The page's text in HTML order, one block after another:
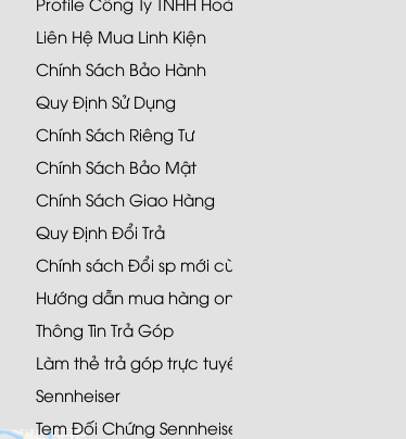
Liên Hệ Mua Linh Kiện
Chính Sách Bảo Hành
Quy Định Sử Dụng
Chính Sách Riêng Tư
Chính Sách Bảo Mật
Chính Sách Giao Hàng
Quy Định Đổi Trả
Chính sách Đổi sp mới cùng loại 48H
Hướng dẫn mua hàng online
Thông Tin Trả Góp
Làm thẻ trả góp trực tuyến
Sennheiser
Tem Đối Chứng Sennheiser